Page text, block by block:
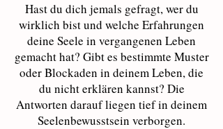
Hast du dich jemals gefragt, wer du
wirklich bist und welche Erfahrungen
deine Seele in vergangenen Leben
gemacht hat? Gibt es bestimmte Muster
oder Blockaden in deinem Leben, die
du nicht erklären kannst? Die
Antworten darauf liegen tief in deinem
Seelenbewusstsein verborgen.